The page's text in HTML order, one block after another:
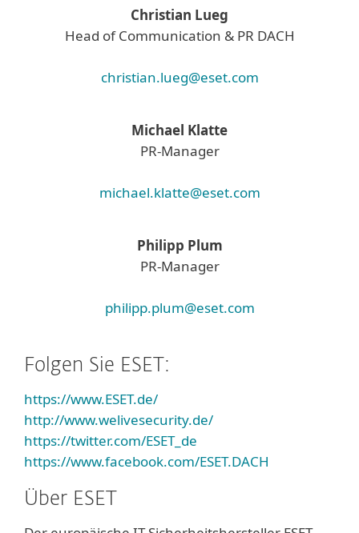
Christian Lueg
Head of Communication & PR DACH
christian.lueg@eset.com
Michael Klatte
PR-Manager
michael.klatte@eset.com
Philipp Plum
PR-Manager
philipp.plum@eset.com
Folgen Sie ESET:
https://www.ESET.de/
http://www.welivesecurity.de/
https://twitter.com/ESET_de
https://www.facebook.com/ESET.DACH
Über ESET